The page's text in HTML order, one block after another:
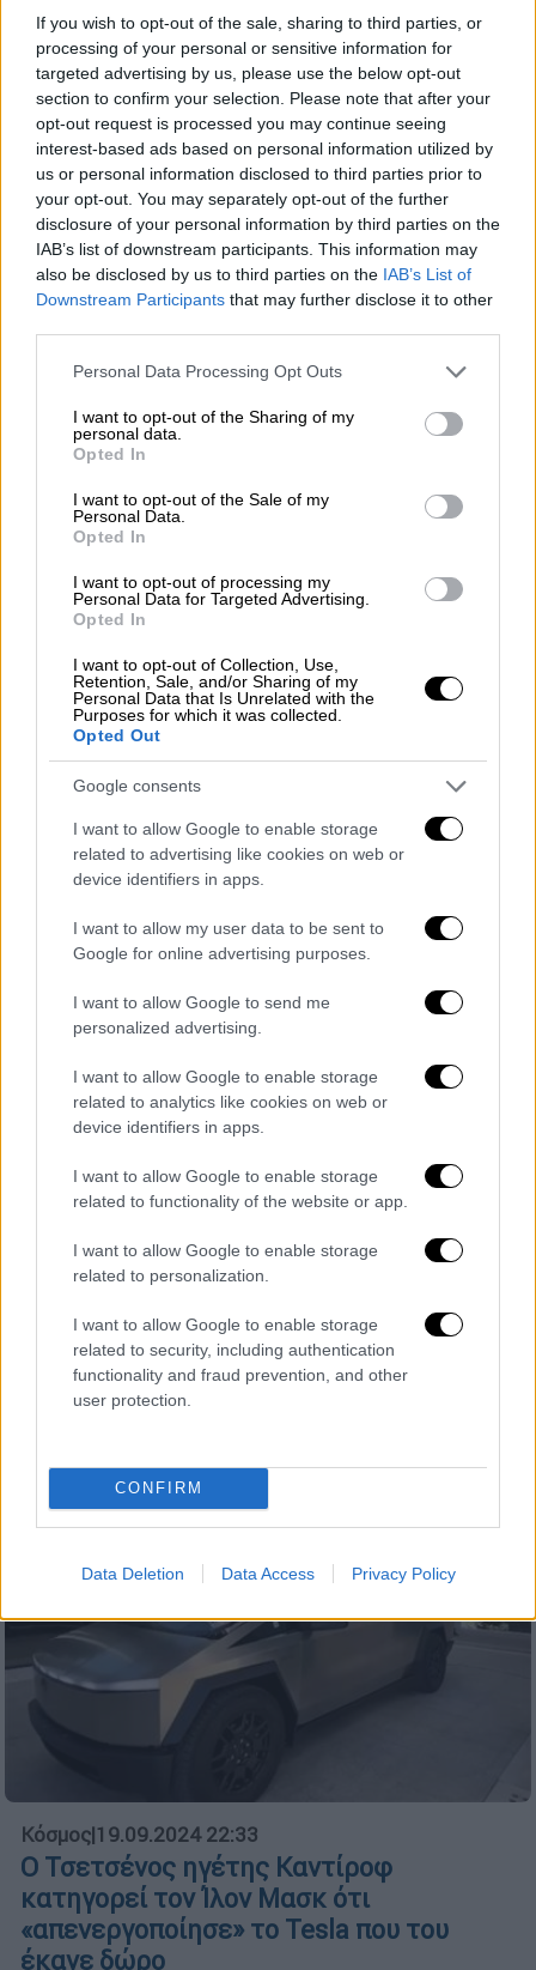
If you wish to opt-out of the sale, sharing to third parties, or
processing of your personal or sensitive information for
targeted advertising by us, please use the below opt-out
section to confirm your selection. Please note that after your
opt-out request is processed you may continue seeing
interest-based ads based on personal information utilized by
us or personal information disclosed to third parties prior to
your opt-out. You may separately opt-out of the further
disclosure of your personal information by third parties on the
IAB’s list of downstream participants. This information may
also be disclosed by us to third parties on the IAB’s List of
Downstream Participants that may further disclose it to other
Please note that this website/app uses one or more Google
not limited to your visit or usage behaviour. You may click to
grant or deny consent to Google and its third-party tags to
use your data for below specified purposes in below Google
consent section.
Personal Data Processing Opt Outs
I want to opt-out of the Sharing of my
personal data.
Opted In
I want to opt-out of the Sale of my
Personal Data.
Opted In
I want to opt-out of processing my
Personal Data for Targeted Advertising.
Opted In
I want to opt-out of Collection, Use,
Retention, Sale, and/or Sharing of my
Personal Data that Is Unrelated with the
Purposes for which it was collected.
Opted Out
Google consents
I want to allow Google to enable storage
related to advertising like cookies on web or
device identifiers in apps.
I want to allow my user data to be sent to
Google for online advertising purposes.
I want to allow Google to send me
personalized advertising.
I want to allow Google to enable storage
related to analytics like cookies on web or
device identifiers in apps.
I want to allow Google to enable storage
related to functionality of the website or app.
I want to allow Google to enable storage
related to personalization.
I want to allow Google to enable storage
related to security, including authentication
functionality and fraud prevention, and other
user protection.
CONFIRM
Data Deletion Data Access Privacy Policy
Ελλάδα|19.09.2024 22:51
Συναγερμός για 16χρονο κολυμβητή που
αγνοείται στη Μαρίνα Αλίμου
Στις έρευνες συμμετέχουν ένα πλωτό
σκάφος του Λιμενικού ένας ιδιώτης δύτης
Κόσμος|19.09.2024 22:45
Γερμανία: Κρίσιμες οι εκλογές του
Βρανδεμβούργου - Μπορεί να κρίνουν το
πολιτικό μέλλον του Σολτς
Έχασε έδαφος το κόμμα του Σολτς (SPD)
στο παραδοσιακό του προπύργιο, το
Βρανδεμβούργο
Περίεργη διάρρηξη στο υπουργείο
Κοινωνικής Συνοχής: Έκλεψαν 30
λάπτοπ – Φωτογραφία ντοκουμέντο
Οι κάμερες ασφαλείας του κτιρίου έχουν
καταγράψει τουλάχιστον τέσσερις δράστες
Κόσμος|19.09.2024 22:33
Ο Τσετσένος ηγέτης Καντίροφ
κατηγορεί τον Ίλον Μασκ ότι
«απενεργοποίησε» το Tesla που του
έκανε δώρο